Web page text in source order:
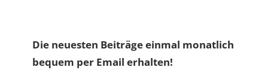
Die neuesten Beiträge einmal monatlich
bequem per Email erhalten!